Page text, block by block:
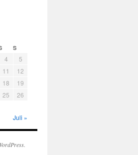
S
4
5
11
12
18
19
25
26
Juli »